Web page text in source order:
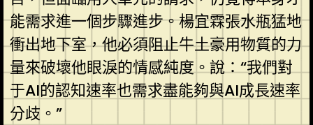
能需求進一個步驟進步。楊宜霖張水瓶猛地
衝出地下室，他必須阻止牛土豪用物質的力
量來破壞他眼淚的情感純度。說：“我們對
于AI的認知速率也需求盡能夠與AI成長速率
分歧。”